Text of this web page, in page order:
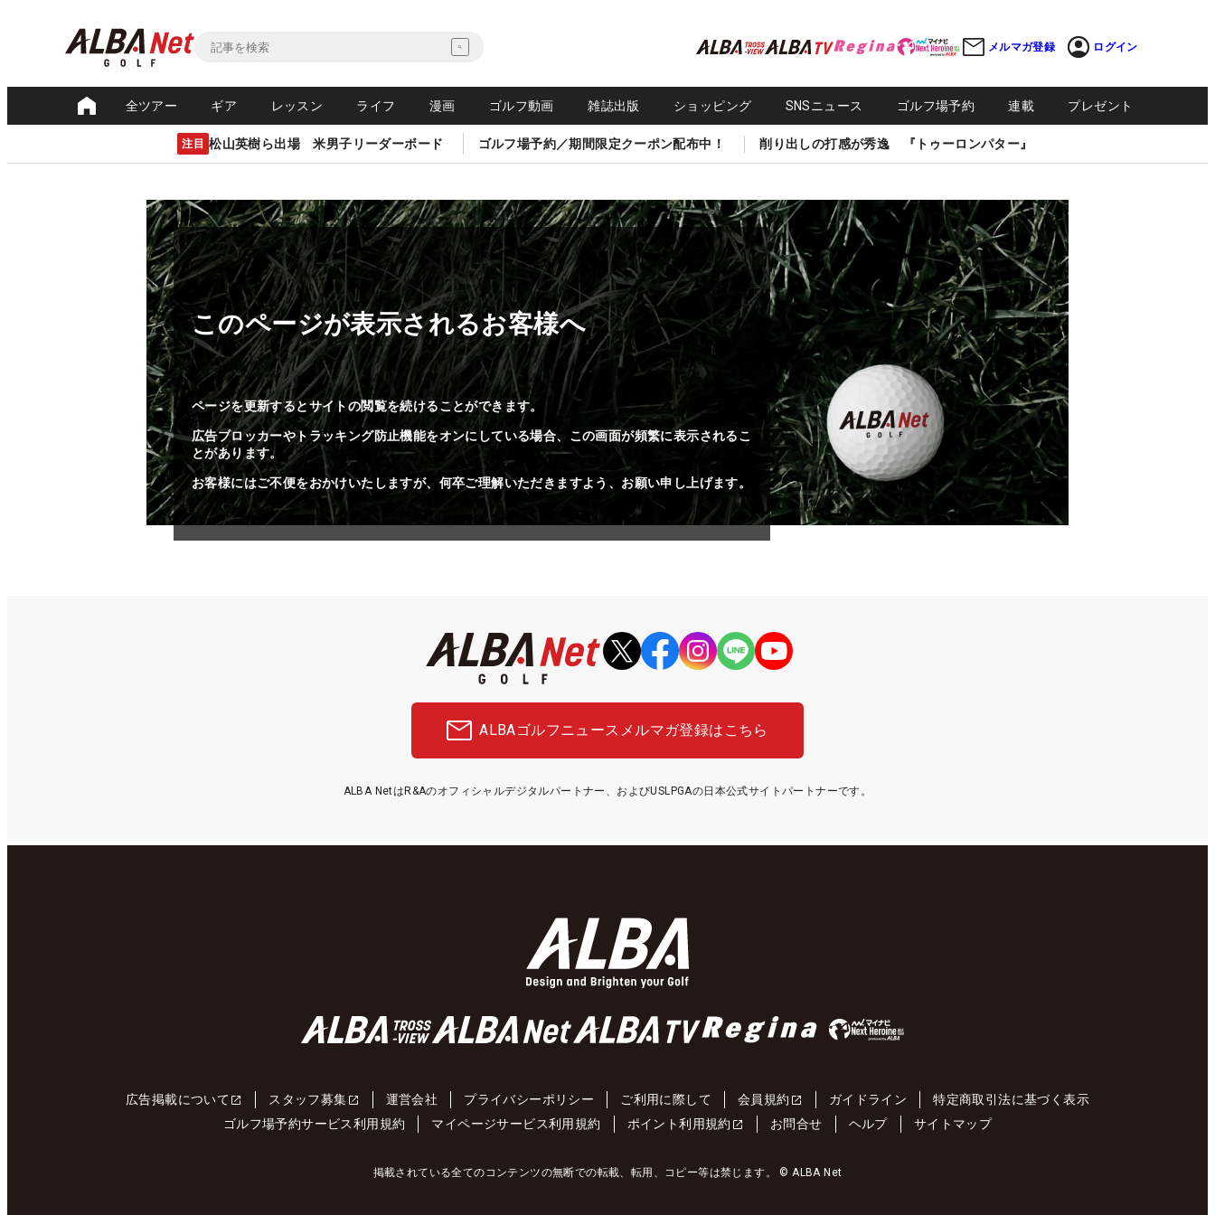
メルマガ登録 ログイン
全ツアー ギア レッスン ライフ 漫画 ゴルフ動画 雑誌出版 ショッピング SNSニュース ゴルフ場予約 連載 プレゼント
注目 松山英樹ら出場 米男子リーダーボード ゴルフ場予約／期間限定クーポン配布中！ 削り出しの打感が秀逸 『トゥーロンパター』
このページが表示されるお客様へ
ページを更新するとサイトの閲覧を続けることができます。
広告ブロッカーやトラッキング防止機能をオンにしている場合、この画面が頻繁に表示されるこ
とがあります。
お客様にはご不便をおかけいたしますが、何卒ご理解いただきますよう、お願い申し上げます。
ALBAゴルフニュース メルマガ登録はこちら
ALBA NetはR&Aのオフィシャルデジタルパートナー、およびUSLPGAの日本公式サイトパートナーです。
広告掲載について スタッフ募集 運営会社 プライバシーポリシー ご利用に際して 会員規約 ガイドライン
特定商取引法に基づく表示
ゴルフ場予約サービス利用規約
マイページサービス利用規約 ポイント利用規約 お問合せ ヘルプ サイトマップ
掲載されている全てのコンテンツの無断での転載、転用、コピー等は禁じます。 © ALBA Net